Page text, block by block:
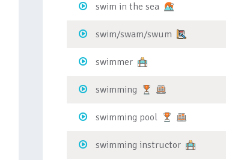
swim in the sea
swim/swam/swum
swimmer
swimming
swimming pool
swimming instructor